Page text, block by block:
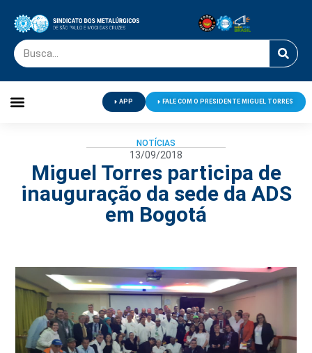
APP FALE COM O PRESIDENTE MIGUEL TORRES
NOTÍCIAS
13/09/2018
Miguel Torres participa de
inauguração da sede da ADS
em Bogotá